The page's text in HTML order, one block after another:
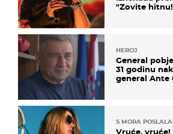
"Zovite
HEROJ
General
31 godinu
general Ante
S MORA
Vruće, vruće!